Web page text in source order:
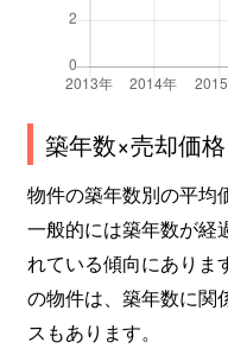
築年数×売却価格
物件の築年数別の平均
一般的には築年数が経
れている傾向にありま
の物件は、築年数に関
スもあります。